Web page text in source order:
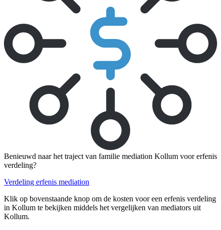
Benieuwd naar het traject van familie mediation Kollum voor erfenis
verdeling?
Verdeling erfenis mediation
Klik op bovenstaande knop om de kosten voor een erfenis verdeling
in Kollum te bekijken middels het vergelijken van mediators uit
Kollum.